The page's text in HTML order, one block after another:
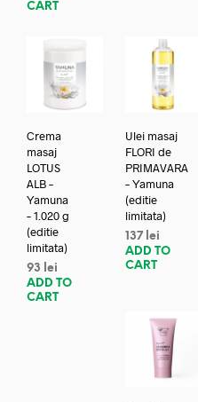
CART
Crema
masaj
LOTUS
ALB –
Yamuna
– 1.020 g
(editie
limitata)
93
lei
ADD TO
CART
Ulei masaj
FLORI de
PRIMAVARA
– Yamuna
(editie
limitata)
137 lei
ADD TO
CART